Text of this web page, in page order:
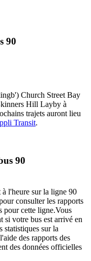
90
Church Street Bay
Hill Layby à
trajets auront lieu
Transit.
90
à l'heure sur la ligne 90
consulter les rapports
pour cette ligne.Vous
si votre bus est arrivé en
statistiques sur la
des rapports des
des données officielles